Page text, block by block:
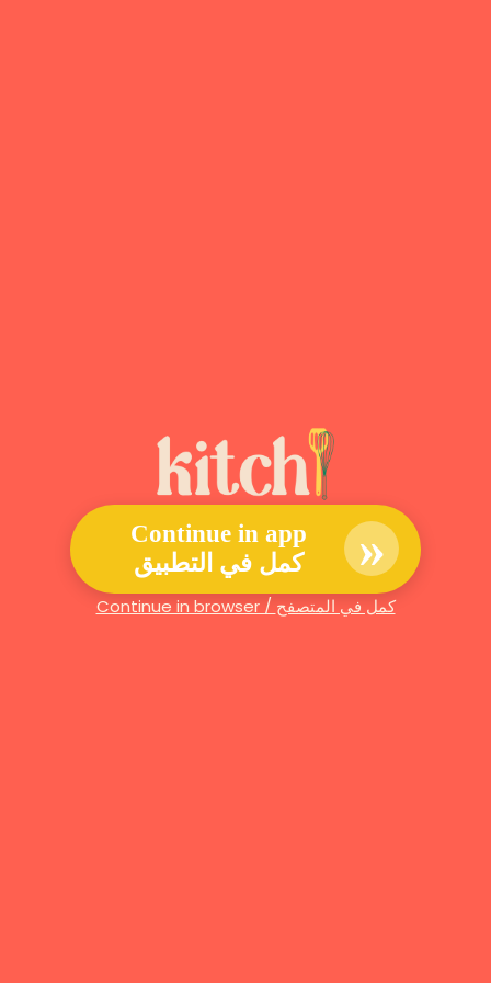
Continue in app
كمل في التطبيق
»
Continue in browser / كمل في المتصفح